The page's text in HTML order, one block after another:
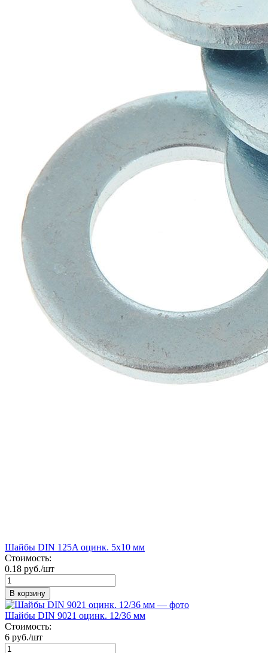
Шайбы DIN 125A оцинк. 5х10 мм
Стоимость:
0.18 руб./шт
В корзину
Шайбы DIN 9021 оцинк. 12/36 мм
Стоимость:
6 руб./шт